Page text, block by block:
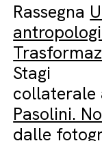
Rassegna
Stagi
collaterale
Pasolini.
dalle